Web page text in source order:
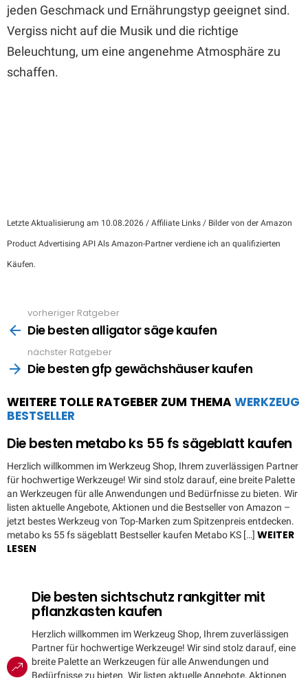
jeden Geschmack und Ernährungstyp geeignet sind.
Vergiss nicht auf die Musik und die richtige
Beleuchtung, um eine angenehme Atmosphäre zu
schaffen.
Letzte Aktualisierung am 10.08.2026 / Affiliate Links / Bilder von der Amazon
Product Advertising API Als Amazon-Partner verdiene ich an qualifizierten
Käufen.
more
vorheriger Ratgeber
Die besten alligator säge kaufen
nächster Ratgeber
Die besten gfp gewächshäuser kaufen
WEITERE TOLLE RATGEBER ZUM THEMAWERKZEUG
BESTSELLER
Die besten metabo ks 55 fs sägeblatt kaufen
Herzlich willkommen im Werkzeug Shop, Ihrem zuverlässigen Partner
für hochwertige Werkzeuge! Wir sind stolz darauf, eine breite Palette
an Werkzeugen für alle Anwendungen und Bedürfnisse zu bieten. Wir
listen aktuelle Angebote, Aktionen und die Bestseller von Amazon –
jetzt bestes Werkzeug von Top-Marken zum Spitzenpreis entdecken.
metabo ks 55 fs sägeblatt Bestseller kaufen Metabo KS […] WEITER
LESEN
Die besten sichtschutz rankgitter mit
pflanzkasten kaufen
Herzlich willkommen im Werkzeug Shop, Ihrem zuverlässigen
Partner für hochwertige Werkzeuge! Wir sind stolz darauf, eine
breite Palette an Werkzeugen für alle Anwendungen und
Bedürfnisse zu bieten. Wir listen aktuelle Angebote, Aktionen